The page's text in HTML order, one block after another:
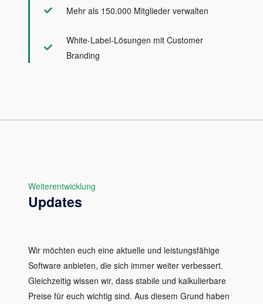
Mehr als 150.000 Mitglieder verwalten
White-Label-Lösungen mit Customer
Branding
Weiterentwicklung
Updates
Wir möchten euch eine aktuelle und leistungsfähige
Software anbieten, die sich immer weiter verbessert.
Gleichzeitig wissen wir, dass stabile und kalkulierbare
Preise für euch wichtig sind. Aus diesem Grund haben